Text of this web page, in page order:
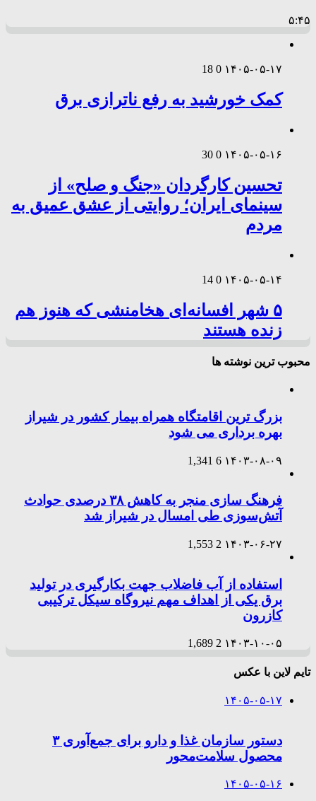
۵:۴۵
۱۴۰۵-۰۵-۱۷ 0
18
کمک خورشید به رفع ناترازی برق
۱۴۰۵-۰۵-۱۶ 0
30
تحسین کارگردان «جنگ و صلح» از
سینمای ایران؛ روایتی از عشق عمیق به
مردم
۱۴۰۵-۰۵-۱۴ 0
14
۵ شهر افسانه‌ای هخامنشی که هنوز هم
زنده هستند
محبوب ترین نوشته ها
بزرگ ترین اقامتگاه همراه بیمار کشور در شیراز
بهره برداری می شود
۱۴۰۳-۰۸-۰۹ 6
1,341
فرهنگ سازی منجر به کاهش ۳۸ درصدی حوادث
آتش‌سوزی طی امسال در شیراز شد
۱۴۰۳-۰۶-۲۷ 2
1,553
استفاده از آب فاضلاب جهت بکارگیری در تولید
برق یکی از اهداف مهم نیروگاه سیکل ترکیبی
کازرون
۱۴۰۳-۱۰-۰۵ 2
1,689
تایم لاین با عکس
۱۴۰۵-۰۵-۱۷
دستور سازمان غذا و دارو برای جمع‌آوری ۳
محصول سلامت‌محور
۱۴۰۵-۰۵-۱۶